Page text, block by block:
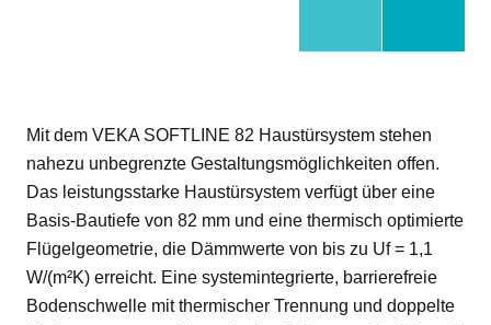
Mit dem VEKA SOFTLINE 82 Haustürsystem stehen
nahezu unbegrenzte Gestaltungsmöglichkeiten offen.
Das leistungsstarke Haustürsystem verfügt über eine
Basis-Bautiefe von 82 mm und eine thermisch optimierte
Flügelgeometrie, die Dämmwerte von bis zu Uf = 1,1
W/(m²K) erreicht. Eine systemintegrierte, barrierefreie
Bodenschwelle mit thermischer Trennung und doppelte